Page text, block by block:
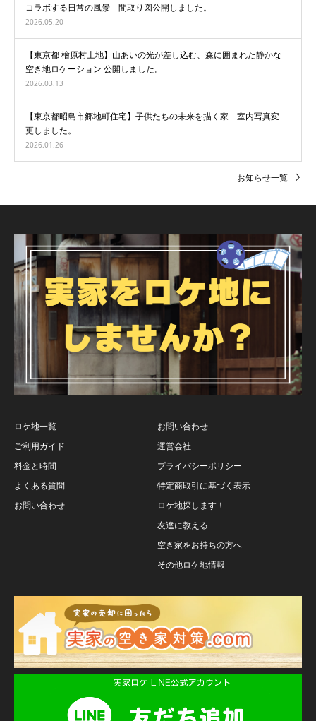
コラボする日常の風景 間取り図公開しました。
2026.05.20
【東京都 檜原村土地】山あいの光が差し込む、森に囲まれた静かな
空き地ロケーション 公開しました。
2026.03.13
【東京都昭島市郷地町住宅】子供たちの未来を描く家 室内写真変
更しました。
2026.01.26
お知らせ一覧
ロケ地一覧
ご利用ガイド
料金と時間
よくある質問
お問い合わせ
お問い合わせ
運営会社
プライバシーポリシー
特定商取引に基づく表示
ロケ地探します！
友達に教える
空き家をお持ちの方へ
その他ロケ地情報